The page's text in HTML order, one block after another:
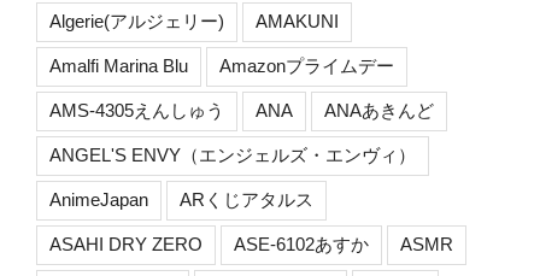
Algerie(アルジェリー) AMAKUNI
Amalfi Marina Blu Amazonプライムデー
AMS-4305えんしゅう ANA ANAあきんど
ANGEL'S ENVY（エンジェルズ・エンヴィ）
AnimeJapan ARくじアタルス
ASAHI DRY ZERO ASE-6102あすか ASMR